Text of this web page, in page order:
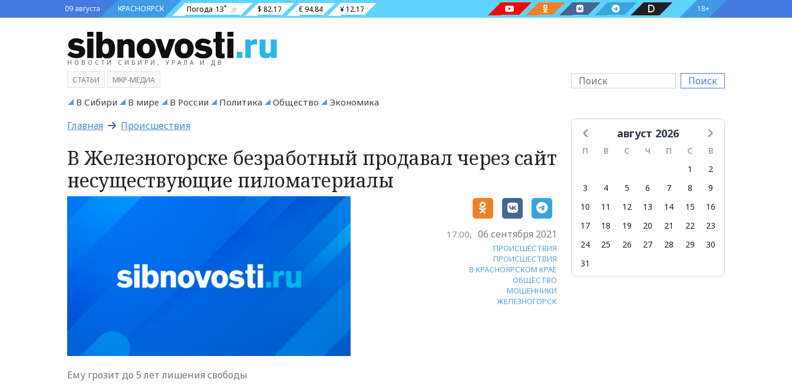
09 августа КРАСНОЯРСК Погода 13˚ $ 82.17 € 94.84 ¥ 12.17 18+
НОВОСТИ СИБИРИ, УРАЛА И ДВ
Поиск
СТАТЬИ МКР-МЕДИА
В Сибири В мире В России Политика Общество Экономика
Главная Происшествия
В Железногорске безработный продавал через сайт
несуществующие пиломатериалы
17:00, 06 сентября 2021
ПРОИСШЕСТВИЯ
ПРОИСШЕСТВИЯ
В КРАСНОЯРСКОМ КРАЕ
ОБЩЕСТВО
МОШЕННИКИ
ЖЕЛЕЗНОГОРСК
Ему грозит до 5 лет лишения свободы
август 2026
П В С Ч П С
В
1
2
3
4 5 6 7 8
9
10
11 12 13 14 15
16
17
18 19 20 21 22
23
24
25 26 27 28 29
30
31